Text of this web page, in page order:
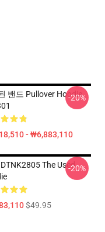
밴드 Pullover Hoodie
- ₩6,883,110
-20%
The Used
$49.95
-20%